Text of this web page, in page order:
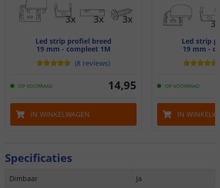
Led strip profiel breed
19 mm - compleet 1M
(8 reviews)
OP VOORRAAD 14,95
IN WINKELWAGEN
Led strip
19 mm -
OP VOORRAAD
IN
Specificaties
Dimbaar
Ja